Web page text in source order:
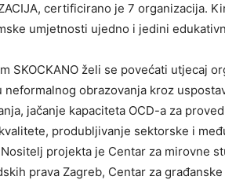
certificirano je 7 organizacija.
umjetnosti ujedno i jedini
SKOCKANO želi se povećati utjecaj
neformalnog obrazovanja kroz
jačanje kapaciteta OCD-a za
produbljivanje sektorske i
projekta je Centar za mirovne
prava Zagreb, Centar za